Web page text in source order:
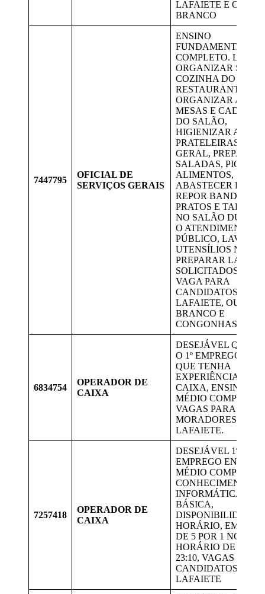
LAFAIETE E OURO
BRANCO
7447795
OFICIAL DE
SERVIÇOS GERAIS
ENSINO
FUNDAMENTAL
COMPLETO.
ORGANIZAR
COZINHA DO
RESTAURANTE,
ORGANIZAR AS
MESAS E
DO SALÃO,
HIGIENIZAR AS
PRATELEIRAS EM
GERAL, PREPARAR
SALADAS, PICAR
ALIMENTOS,
ABASTECER
REPOR BANDEJAS,
PRATOS E
NO SALÃO
O ATENDIMENTO
PÚBLICO, LAVAR
UTENSÍLIOS NA
PREPARAR
SOLICITADOS, ETC.
VAGA PARA
CANDIDATOS DE
LAFAIETE, OURO
BRANCO E
CONGONHAS.
6834754
OPERADOR DE
CAIXA
DESEJÁVEL QUE
O 1º EMPREGO, OU
QUE TENHA
EXPERIÊNCIA EM
CAIXA, ENSINO
MÉDIO COMPLETO,
VAGAS PARA
MORADORES DE
LAFAIETE.
7257418
OPERADOR DE
CAIXA
DESEJÁVEL 1º
EMPREGO ENSINO
MÉDIO COMPLETO,
CONHECIMENTO
INFORMÁTICA
BÁSICA,
DISPONIBILIDADE
HORÁRIO, EM
DE 5 POR 1 NO
HORÁRIO DE 15:00
23:10, VAGAS PARA
CANDIDATOS DE
LAFAIETE